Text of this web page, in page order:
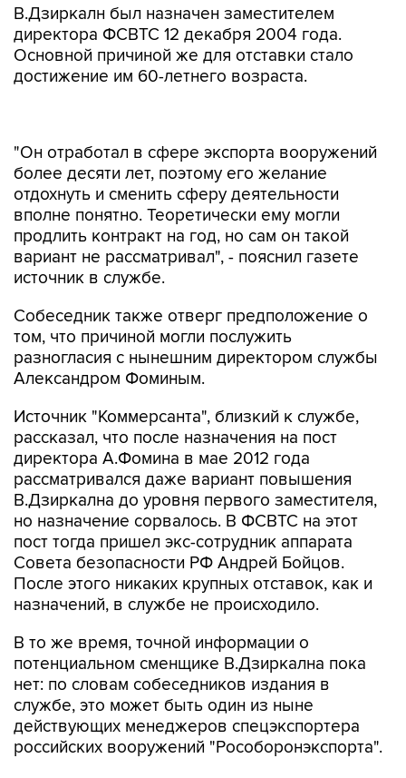
В.Дзиркалн был назначен заместителем
директора ФСВТС 12 декабря 2004 года.
Основной причиной же для отставки стало
достижение им 60-летнего возраста.
отдохнуть и сменить сферу деятельности
вполне понятно. Теоретически ему могли
продлить контракт на год, но сам он такой
вариант не рассматривал", - пояснил газете
источник в службе.
Собеседник также отверг предположение о
разногласия с нынешним директором службы
Александром Фоминым.
Источник "Коммерсанта", близкий к службе,
директора А.Фомина в мае 2012 года
рассматривался даже вариант повышения
В.Дзиркална до уровня первого заместителя,
но назначение сорвалось. В ФСВТС на этот
пост тогда пришел экс-сотрудник аппарата
Совета безопасности РФ Андрей Бойцов.
После этого никаких крупных отставок, как и
назначений, в службе не происходило.
В то же время, точной информации о
нет: по словам собеседников издания в
службе, это может быть один из ныне
действующих менеджеров спецэкспортера
российских вооружений "Рособоронэкспорта".
По словам одного из чиновников ФСВТС, его